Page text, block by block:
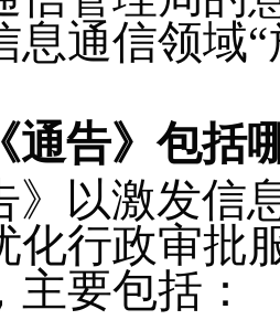
息通信领域
通告》包括
》以激发
化行政审批
要包括：